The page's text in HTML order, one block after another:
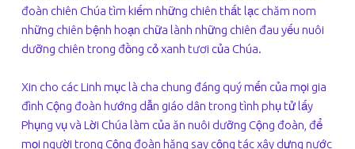
đoàn chiên Chúa tìm kiếm những chiên thất lạc chăm nom
những chiên bệnh hoạn chữa lành những chiên đau yếu nuôi
dưỡng chiên trong đồng cỏ xanh tươi của Chúa.
Xin cho các Linh mục là cha chung đáng quý mến của mọi gia
đình Cộng đoàn hướng dẫn giáo dân trong tình phụ tử lấy
Phụng vụ và Lời Chúa làm của ăn nuôi dưỡng Cộng đoàn, để
mọi người trong Cộng đoàn hăng say cộng tác xây dựng nước